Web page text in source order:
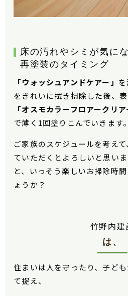
床の汚れやシミが気に
再塗装のタイミング
「ウォッシュアンドケアー」
をきれいに拭き掃除した後、
「オスモカラーフロアークリア
で薄く 1回塗りこんでいきます。
ご家族のスケジュールを考え
ていただくとよろしいと思い
と、いっそう楽しいお掃除時
ょうか？
竹野内建
は、
住まいは人を守ったり、子ど
て捉え、